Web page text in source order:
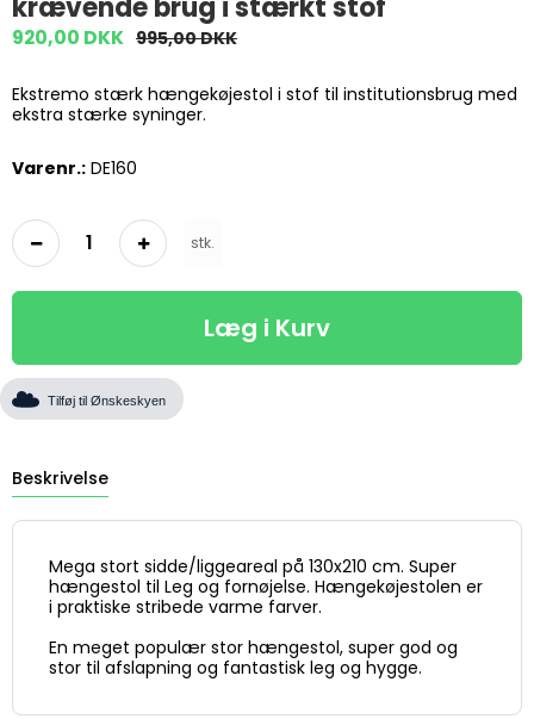
krævende brug i stærkt stof
920,00 DKK 995,00 DKK
Ekstremo stærk hængekøjestol i stof til institutionsbrug med
ekstra stærke syninger.
Varenr.: DE160
stk.
Læg i Kurv
Tilføj til Ønskeskyen
Beskrivelse
Mega stort sidde/liggeareal på 130x210 cm. Super
hængestol til Leg og fornøjelse. Hængekøjestolen er
i praktiske stribede varme farver.
En meget populær stor hængestol, super god og
stor til afslapning og fantastisk leg og hygge.